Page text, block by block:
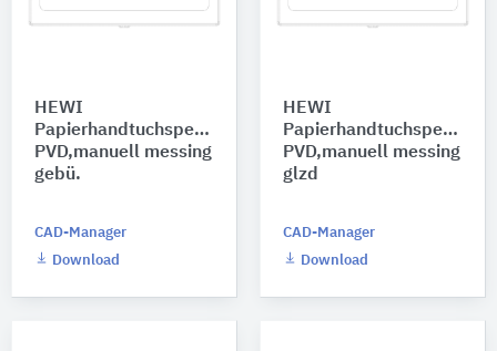
HEWI
Papierhandtuchspender
PVD,manuell messing
gebü.
CAD-Manager
Download
HEWI
Papierhandtuchspender
PVD,manuell messing
glzd
CAD-Manager
Download